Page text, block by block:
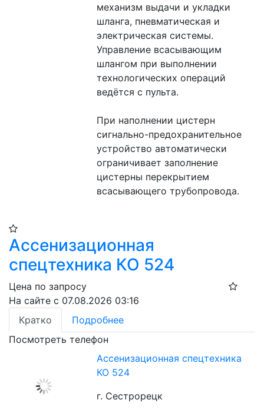
механизм выдачи и укладки
шланга, пневматическая и
электрическая системы.
Управление всасывающим
шлангом при выполнении
технологических операций
ведётся с пульта.
При наполнении цистерн
сигнально-предохранительное
устройство автоматически
ограничивает заполнение
цистерны перекрытием
всасывающего трубопровода.
Ассенизационная
спецтехника КО 524
Цена по запросу
На сайте с 07.08.2026 03:16
Кратко
Подробнее
Посмотреть телефон
Ассенизационная спецтехника
КО 524
г. Сестрорецк